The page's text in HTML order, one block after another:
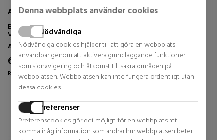
Denna webbplats använder cookies
Nödvändiga
Nödvändiga cookies hjälper till att göra en webbplats
användbar genom att aktivera grundläggande funktioner
som sidnavigering och åtkomst till säkra områden på
webbplatsen. Webbplatsen kan inte fungera ordentligt utan
dessa cookies.
Preferenser
Preferenscookies gör det möjligt för en webbplats att
komma ihåg information som ändrar hur webbplatsen beter
ANNAYAKE
BAMBOO SOIN ENERGISANT
VISAGE
Ansiktskosmetika
62,40 € 19% DTO.
Regular price 77,28 €
2 reviews
MEDIK8
ANTI-AGING
Ansiktskosmetika
44,00 € 20% DTO.
Regular price 55,00 €